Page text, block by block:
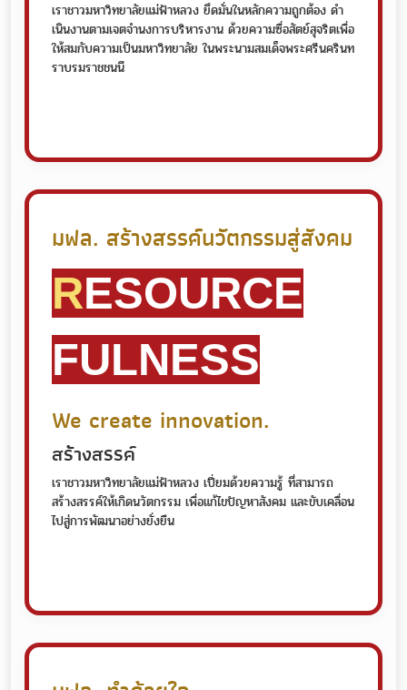
เราชาวมหาวิทยาลัยแม่ฟ้าหลวง ยึดมั่นในหลักความถูกต้อง ดํา
เนินงานตามเจตจํานงการบริหารงาน ด้วยความซื่อสัตย์สุจริตเพื่อ
ให้สมกับความเป็นมหาวิทยาลัย ในพระนามสมเด็จพระศรีนครินท
ราบรมราชชนนี
มฟล. สร้างสรรค์นวัตกรรมสู่สังคม
RESOURCE
FULNESS
We create innovation.
สร้างสรรค์
เราชาวมหาวิทยาลัยแม่ฟ้าหลวง เปี่ยมด้วยความรู้ ที่สามารถ
สร้างสรรค์ให้เกิดนวัตกรรม เพื่อแก้ไขปัญหาสังคม และขับเคลื่อน
ไปสู่การพัฒนาอย่างยั่งยืน